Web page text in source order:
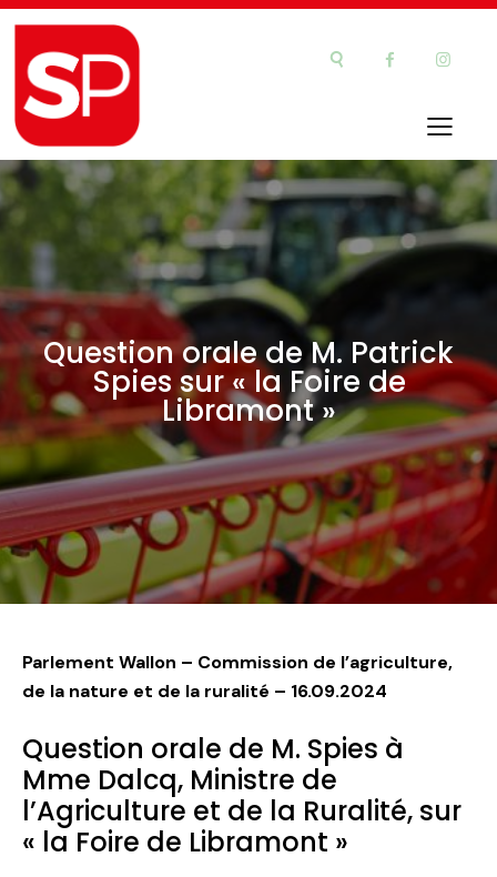
Question orale de M. Patrick
Spies sur « la Foire de
Libramont »
Parlement Wallon – Commission de l’agriculture,
de la nature et de la ruralité – 16.09.2024
Question orale de M. Spies à
Mme Dalcq, Ministre de
l’Agriculture et de la Ruralité, sur
« la Foire de Libramont »